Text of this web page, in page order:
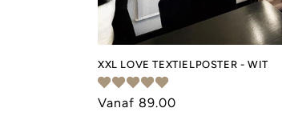
XXL LOVE TEXTIELPOSTER - WIT
Normale
Vanaf 89.00